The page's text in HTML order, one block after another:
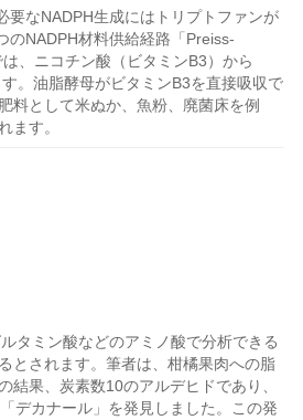
要なNADPH生成にはトリプトファンが
のNADPH材料供給経路「Preiss-
、ニコチン酸（ビタミンB3）から
。油脂酵母がビタミンB3を直接吸収で
料として米ぬか、魚粉、廃菌床を例
ます。
タミン酸などのアミノ酸で分析できる
とされます。筆者は、柑橘果肉への脂
果、炭素数10のアルデヒドであり、
デカナール」を発見しました。この発